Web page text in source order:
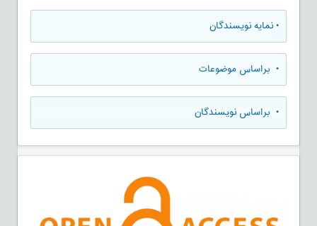
•نمایه نویسندگان
• براساس موضوعات
• براساس نویسندگان